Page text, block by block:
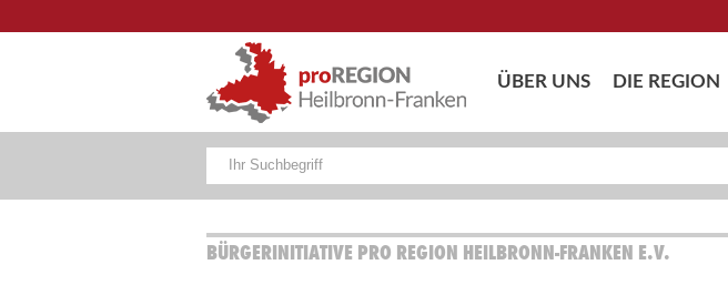
ÜBER UNS DIE REGION
BÜRGERINITIATIVE PRO REGION HEILBRONN-FRANKEN E.V.